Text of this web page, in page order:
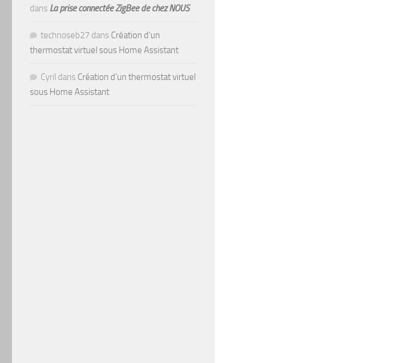
dans La prise connectée ZigBee de chez NOUS
technoseb27 dans Création d’un
thermostat virtuel sous Home Assistant
Cyril dans Création d’un thermostat virtuel
sous Home Assistant